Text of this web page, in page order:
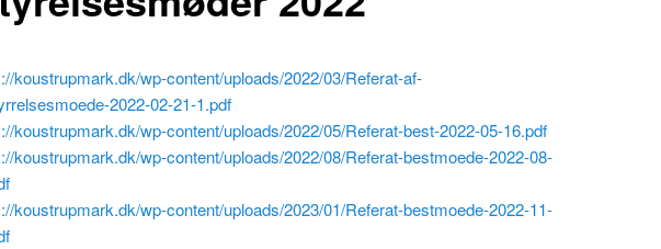
koustrupmark.dk/wp-content/uploads/2022/03/Referat-af-
2022-02-21-1.pdf
koustrupmark.dk/wp-content/uploads/2022/05/Referat-best-2022-05-16.pdf
koustrupmark.dk/wp-content/uploads/2022/08/Referat-bestmoede-2022-08-
koustrupmark.dk/wp-content/uploads/2023/01/Referat-bestmoede-2022-11-